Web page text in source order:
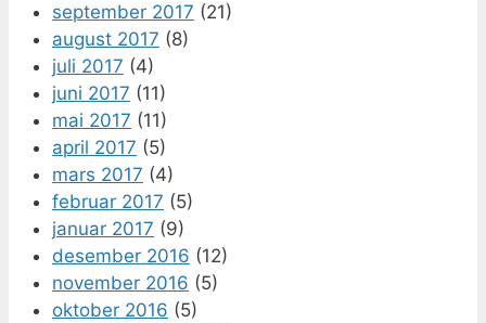
september 2017 (21)
august 2017 (8)
juli 2017 (4)
juni 2017 (11)
mai 2017 (11)
april 2017 (5)
mars 2017 (4)
februar 2017 (5)
januar 2017 (9)
desember 2016 (12)
november 2016 (5)
oktober 2016 (5)